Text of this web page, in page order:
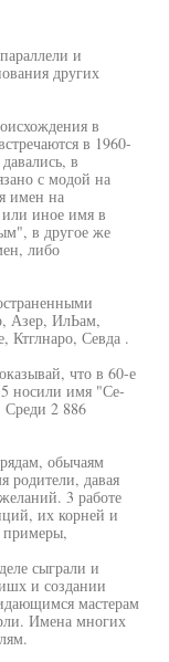
и
других
в
в 1960-
в
с модой на
имен на
или иное имя в
в другое же
либо
Азер, ИлЬам,
Севда .
что в 60-е
носили имя "Се-
2 886
обычаям
родители, давая
3 работе
их корней и
примеры,
сыграли и
и создании
мастерам
Имена многих